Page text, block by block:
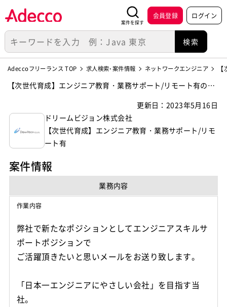
案件を探す
会員登録 ログイン
Adeccoフリーランス TOP 求人検索･案件情報 ネットワークエンジニア
【次世代育成】エンジニア教育・業務サポート/リモート有の案
更新日：2023年5月16日
ドリームビジョン株式会社
【次世代育成】エンジニア教育・業務サポート/リモ
ート有
案件情報
業務内容
作業内容
弊社で新たなポジションとしてエンジニアスキルサ
ポートポジションで
ご活躍頂きたいと思いメールをお送り致します。
「日本一エンジニアにやさしい会社」を目指す当
社。